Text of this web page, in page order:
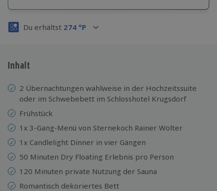
Volle Flexibilität
3 Jahre gültig & verlängerbar.
Du erhältst 274 °P
Inhalt
2 Übernachtungen wahlweise in der Hochzeitssuite
oder im Schwebebett im Schlosshotel Krugsdorf
Frühstück
1x 3-Gang-Menü von Sternekoch Rainer Wolter
1x Candlelight Dinner in vier Gängen
50 Minuten Dry Floating Erlebnis pro Person
120 Minuten private Nutzung der Sauna
Romantisch dekoriertes Bett